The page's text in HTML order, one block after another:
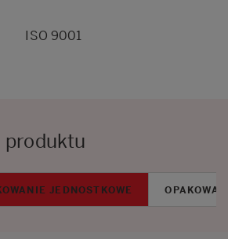
ISO 9001
produktu
JEDNOSTKOWE